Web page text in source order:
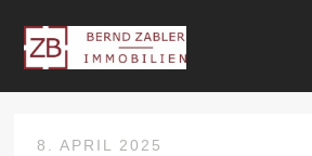
8. APRIL 2025